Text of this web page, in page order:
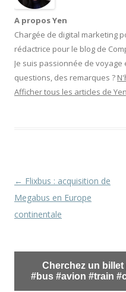
A propos Yen
Chargée de digital marketing
rédactrice pour le blog de
Je suis passionnée de voyage
questions, des remarques ?
Afficher tous les articles de Yen
Navigation
des
articles
← Flixbus : acquisition de
Megabus en Europe
continentale